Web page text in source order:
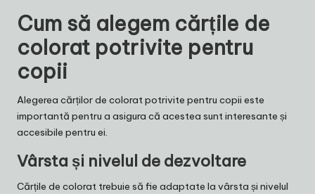
Cum să alegem cărțile de
colorat potrivite pentru
copii
Alegerea cărților de colorat potrivite pentru copii este
importantă pentru a asigura că acestea sunt interesante și
accesibile pentru ei.
Vârsta și nivelul de dezvoltare
Cărțile de colorat trebuie să fie adaptate la vârsta și nivelul